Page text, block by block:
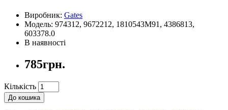
Виробник: Gates
Модель: 974312, 9672212, 1810543M91, 4386813,
603378.0
В наявності
785грн.
Кількість
До кошика